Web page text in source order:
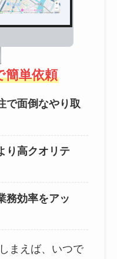
簡単依頼
で面倒なやり取
り高クオリテ
務効率をアッ
まえば、いつで